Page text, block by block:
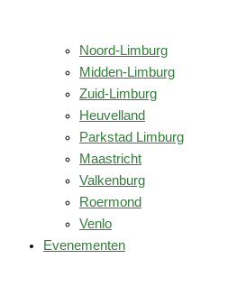
Noord-Limburg
Midden-Limburg
Zuid-Limburg
Heuvelland
Parkstad Limburg
Maastricht
Valkenburg
Roermond
Venlo
Evenementen